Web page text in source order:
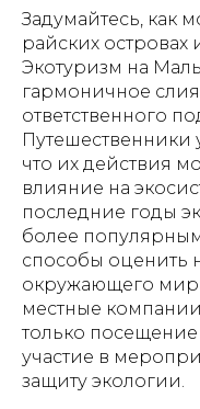
Задумайтесь, как
райских островах
Экотуризм на
гармоничное
ответственного
Путешественники
что их действия
влияние на
последние годы
более
способы оценить
окружающего
местные
только
участие в
защиту экологии.